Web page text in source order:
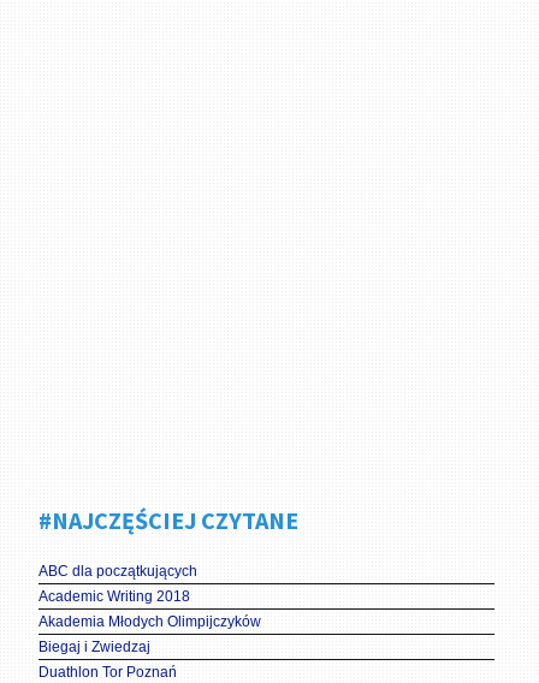
#NAJCZĘŚCIEJ CZYTANE
ABC dla początkujących
Academic Writing 2018
Akademia Młodych Olimpijczyków
Biegaj i Zwiedzaj
Duathlon Tor Poznań